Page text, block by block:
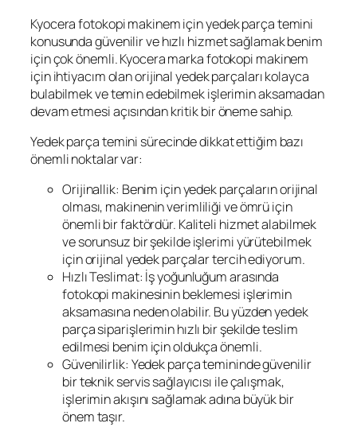
Kyocera fotokopi makinem için yedek parça temini
konusunda güvenilir ve hızlı hizmet sağlamak benim
için çok önemli. Kyocera marka fotokopi makinem
için ihtiyacım olan orijinal yedek parçaları kolayca
bulabilmek ve temin edebilmek işlerimin aksamadan
devam etmesi açısından kritik bir öneme sahip.
Yedek parça temini sürecinde dikkat ettiğim bazı
önemli noktalar var:
Orijinallik: Benim için yedek parçaların orijinal
olması, makinenin verimliliği ve ömrü için
önemli bir faktördür. Kaliteli hizmet alabilmek
ve sorunsuz bir şekilde işlerimi yürütebilmek
için orijinal yedek parçalar tercih ediyorum.
Hızlı Teslimat: İş yoğunluğum arasında
fotokopi makinesinin beklemesi işlerimin
aksamasına neden olabilir. Bu yüzden yedek
parça siparişlerimin hızlı bir şekilde teslim
edilmesi benim için oldukça önemli.
Güvenilirlik: Yedek parça temininde güvenilir
bir teknik servis sağlayıcısı ile çalışmak,
işlerimin akışını sağlamak adına büyük bir
önem taşır.